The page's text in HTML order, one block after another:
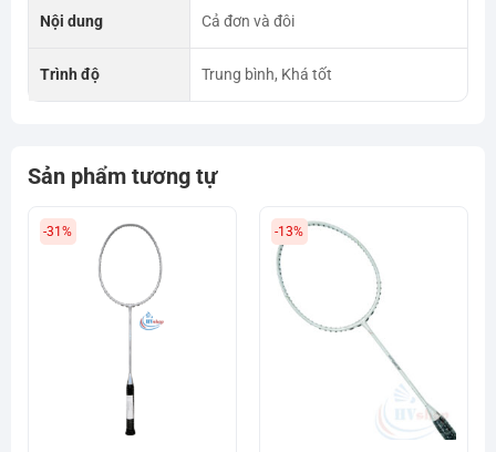
Nội dung Cả đơn và đôi
Trình độ Trung bình, Khá tốt
Sản phẩm tương tự
-31% -13%